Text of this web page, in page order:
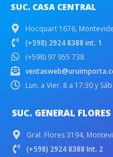
SUC. CASA CENTRAL
Hocquart 1676,
(+598) 2924 8388 int. 1
(+598) 97 955 738
Lun. a Vier. 8 a 17:30 y
SUC. GENERAL FLORES
Gral. Flores 3194,
(+598) 2924 8388 Int. 2